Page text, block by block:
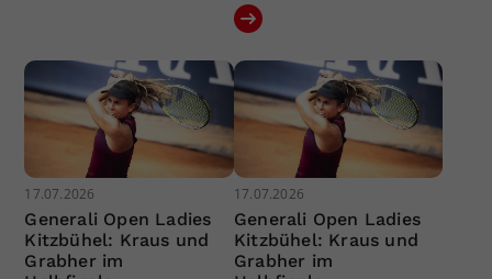
17.07.2026
Generali Open Ladies
Kitzbühel: Kraus und
Grabher im
17.07.2026
Generali Open Ladies
Kitzbühel: Kraus und
Grabher im